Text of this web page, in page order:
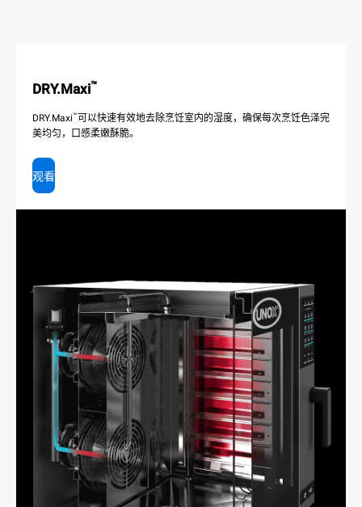
DRY.Maxi™
DRY.Maxi™ 可以快速有效地去除烹饪室内的湿度，确保每次烹饪色泽完
美均匀，口感柔嫩酥脆。
观看